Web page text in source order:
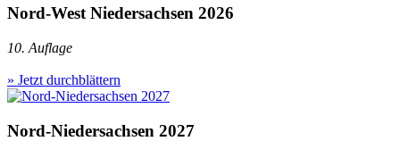
Nord-West Niedersachsen 2026
10. Auflage
» Jetzt durchblättern
Nord-Niedersachsen 2027